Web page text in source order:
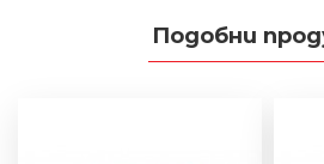
Подобни